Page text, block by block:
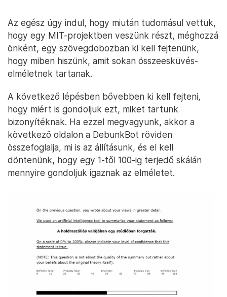
Az egész úgy indul, hogy miután tudomásul vettük,
hogy egy MIT-projektben veszünk részt, méghozzá
önként, egy szövegdobozban ki kell fejtenünk,
hogy miben hiszünk, amit sokan összeesküvés-
elméletnek tartanak.
A következő lépésben bővebben ki kell fejteni,
hogy miért is gondoljuk ezt, miket tartunk
bizonyítéknak. Ha ezzel megvagyunk, akkor a
következő oldalon a DebunkBot röviden
összefoglalja, mi is az állításunk, és el kell
döntenünk, hogy egy 1-től 100-ig terjedő skálán
mennyire gondoljuk igaznak az elméletet.